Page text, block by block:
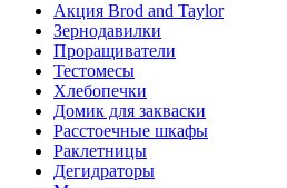
Акция Brod and Taylor
Зернодавилки
Проращиватели
Тестомесы
Хлебопечки
Домик для закваски
Расстоечные шкафы
Раклетницы
Дегидраторы